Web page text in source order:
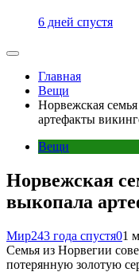
6 дней спустя
Главная
Вещи
Норвежская
артефакты
Вещи
Норвежская
выкопала
Мир243 года спустя01
Семья из Норвегии
потерянную золотую